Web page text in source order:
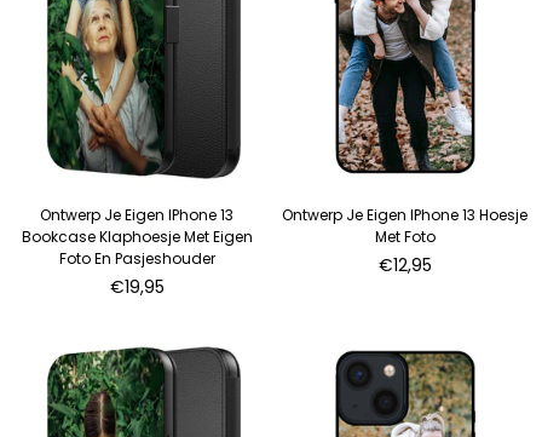
Ontwerp Je Eigen IPhone 13
Bookcase Klaphoesje Met Eigen
Foto En Pasjeshouder
Normale
€19,95
Ontwerp Je Eigen IPhone 13 Hoesje
Met Foto
€12,95